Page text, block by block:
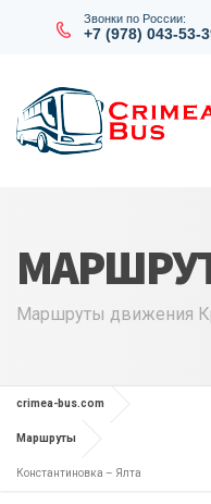
Звонки по России:
+7 (978) 043-53-
Маршруты движения
crimea-bus.com
Маршруты
Константиновка – Ялта